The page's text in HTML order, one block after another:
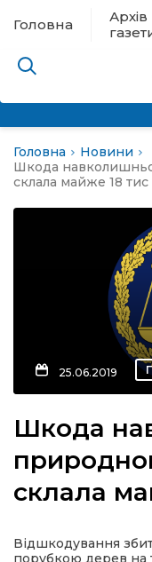
Головна
Архів
евакуації
Головна
Новини
Шкода
склала майже 18 тис
25.06.2019
Шкода
склала
Відшкодування
порубкою дерев на